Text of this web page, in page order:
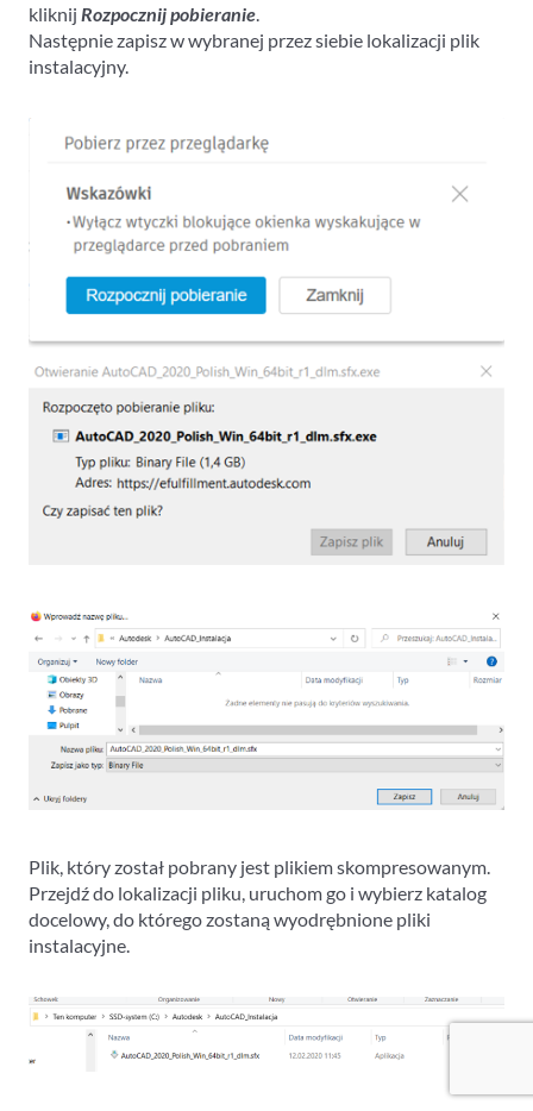
kliknij Rozpocznij pobieranie
Następnie zapisz w wybranej przez siebie lokalizacji plik
instalacyjny.
Plik, który został pobrany jest plikiem skompresowanym.
Przejdź do lokalizacji pliku, uruchom go i wybierz katalog
docelowy, do którego zostaną wyodrębnione pliki
instalacyjne.